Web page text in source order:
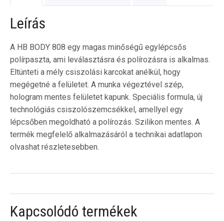
Leírás
A HB BODY 808 egy magas minőségű egylépcsős
polírpaszta, ami leválasztásra és polírozásra is alkalmas.
Eltünteti a mély csiszolási karcokat anélkül, hogy
megégetné a felületet. A munka végeztével szép,
hologram mentes felületet kapunk. Speciális formula, új
technológiás csiszolószemcsékkel, amellyel egy
lépcsőben megoldható a polírozás. Szilikon mentes. A
termék megfelelő alkalmazásáról a technikai adatlapon
olvashat részletesebben.
Kapcsolódó termékek